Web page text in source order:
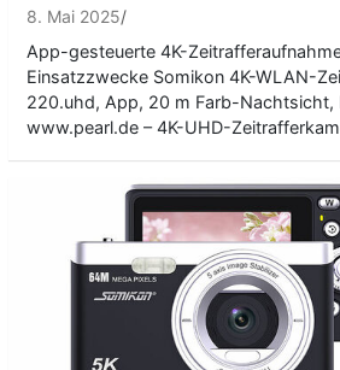
8. Mai 2025
App-gesteuerte 4K-
Einsatzzwecke Somikon 4K-WLAN-
220.uhd, App, 20 m Farb-Nachtsicht,
www.pearl.de – 4K-UHD-